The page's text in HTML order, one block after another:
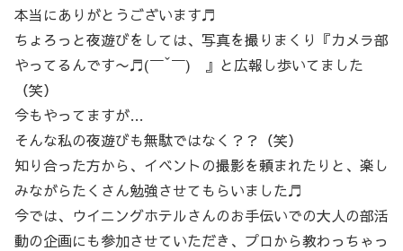
本当にありがとうございます♬
ちょろっと夜遊びをしては、写真を撮りまくり『カメラ部
やってるんです〜♬(￣ˇ￣) 』と広報し歩いてました
（笑）
今もやってますが…
そんな私の夜遊びも無駄ではなく？？（笑）
知り合った方から、イベントの撮影を頼まれたりと、楽し
みながらたくさん勉強させてもらいました♬
今では、ウイニングホテルさんのお手伝いでの大人の部活
動の企画にも参加させていただき、プロから教わっちゃっ